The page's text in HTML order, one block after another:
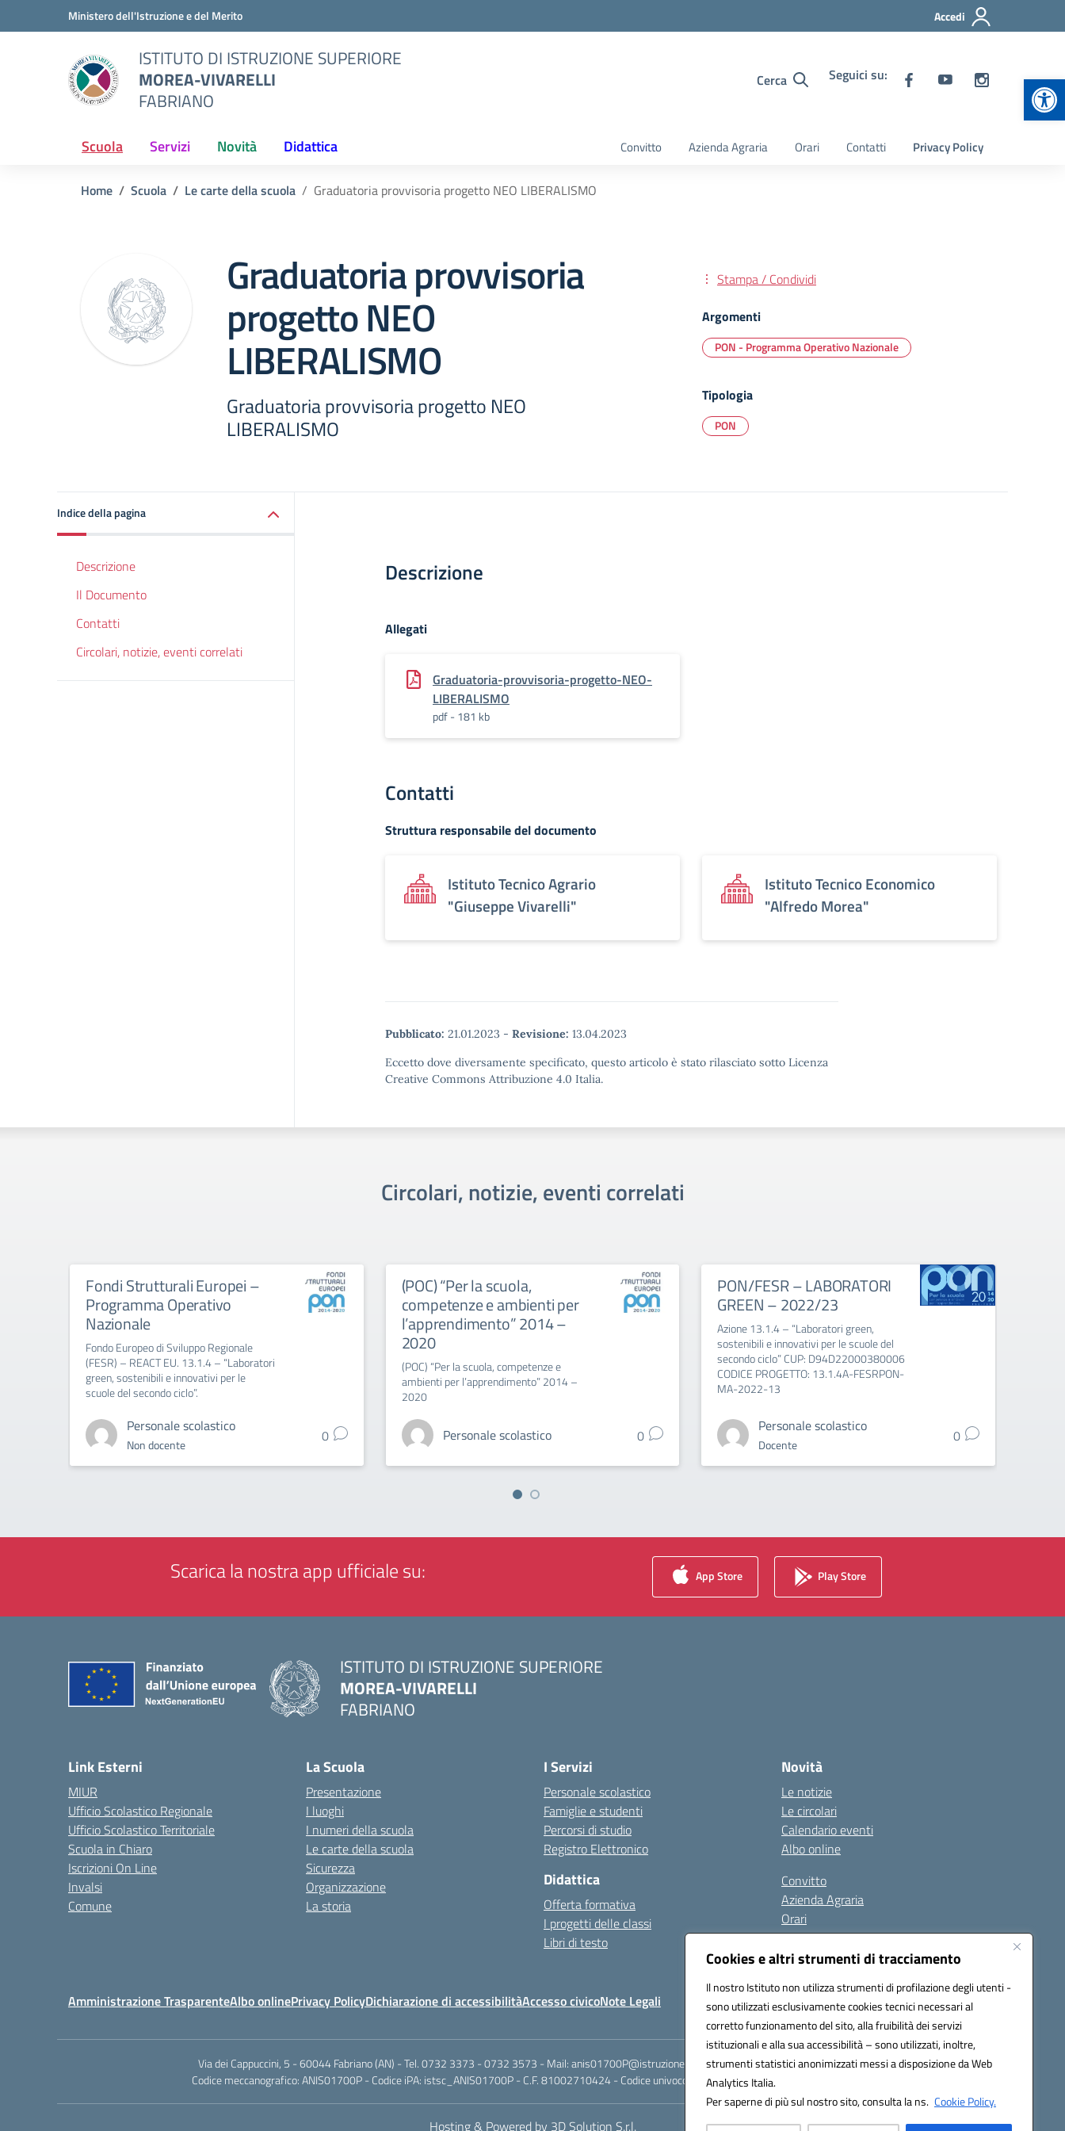
Cookies e altri strumenti di tracciamento
Il nostro Istituto non utilizza strumenti di profilazione degli utenti -
sono utilizzati esclusivamente cookies tecnici necessari al
corretto funzionamento del sito, alla fruibilità dei servizi
istituzionali e alla sua accessibilità – sono utilizzati, inoltre,
strumenti statistici anonimizzati messi a disposizione da Web
Analytics Italia.
Per saperne di più sul nostro sito, consulta la ns. Cookie Policy.
Vai ai contenuti
Vai al menu di navigazioneMinistero dell'Istruzione e del Merito Accedi
ISTITUTO DI ISTRUZIONE SUPERIORE
MOREA-VIVARELLI
FABRIANO
Cerca Seguici su:
Scuola Servizi Novità Didattica Convitto Azienda Agraria Orari Contatti Privacy Policy
Home Scuola Le carte della scuola Graduatoria provvisoria progetto NEO LIBERALISMO
Graduatoria provvisoria
progetto NEO
LIBERALISMO
Graduatoria provvisoria progetto NEO
LIBERALISMO
Stampa / Condividi
Argomenti
PON - Programma Operativo Nazionale
Tipologia
PON
Indice della pagina
Descrizione
Il Documento
Contatti
Circolari, notizie, eventi correlati
Descrizione
Allegati
Graduatoria-provvisoria-progetto-NEO-
LIBERALISMO
pdf - 181 kb
Contatti
Struttura responsabile del documento
Istituto Tecnico Agrario
"Giuseppe Vivarelli"
Istituto Tecnico Economico
"Alfredo Morea"
Pubblicato: 21.01.2023 - Revisione: 13.04.2023
Eccetto dove diversamente specificato, questo articolo è stato rilasciato sotto Licenza
Creative Commons Attribuzione 4.0 Italia.
Circolari, notizie, eventi correlati
Fondi Strutturali Europei –
Programma Operativo
Nazionale
Fondo Europeo di Sviluppo Regionale
(FESR) – REACT EU. 13.1.4 – “Laboratori
green, sostenibili e innovativi per le
scuole del secondo ciclo”.
Personale scolastico
Non docente 0
(POC) “Per la scuola,
competenze e ambienti per
l’apprendimento” 2014 –
2020
(POC) “Per la scuola, competenze e
ambienti per l’apprendimento” 2014 –
2020
Personale scolastico 0
PON/FESR – LABORATORI
GREEN – 2022/23
Azione 13.1.4 – “Laboratori green,
sostenibili e innovativi per le scuole del
secondo ciclo” CUP: D94D22000380006
CODICE PROGETTO: 13.1.4A-FESRPON-
MA-2022-13
Personale scolastico
Docente 0
Scarica la nostra app ufficiale su: App Store Play Store
ISTITUTO DI ISTRUZIONE SUPERIORE
MOREA-VIVARELLI
FABRIANO
Link Esterni
MIUR
Ufficio Scolastico Regionale
Ufficio Scolastico Territoriale
Scuola in Chiaro
Iscrizioni On Line
Invalsi
Comune
La Scuola
Presentazione
I luoghi
I numeri della scuola
Le carte della scuola
Sicurezza
Organizzazione
La storia
I Servizi
Personale scolastico
Famiglie e studenti
Percorsi di studio
Registro Elettronico
Didattica
Offerta formativa
I progetti delle classi
Libri di testo
Novità
Le notizie
Le circolari
Calendario eventi
Albo online
Convitto
Azienda Agraria
Orari
Contatti
Privacy Policy
Amministrazione TrasparenteAlbo onlinePrivacy PolicyDichiarazione di accessibilitàAccesso civicoNote Legali Seguici su:
Via dei Cappuccini, 5 - 60044 Fabriano (AN) - Tel. 0732 3373 - 0732 3573 - Mail: anis01700P@istruzione.it - PEC: anis01700P@pec.istruzione.it
Codice meccanografico: ANIS01700P - Codice iPA: istsc_ANIS01700P - C.F. 81002710424 - Codice univoco fatturazione elettronica (CUF): UFBMDS
Hosting & Powered by 3D Solution S.r.l.